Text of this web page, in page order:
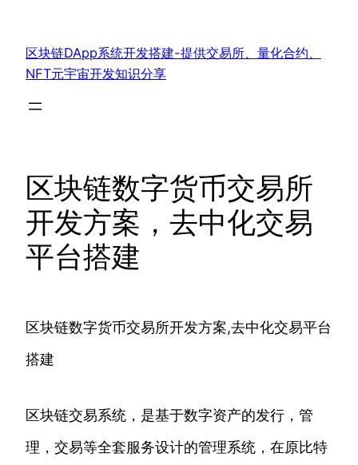
区块链DApp系统开发搭建-提供交易所、量化合约、
NFT元宇宙开发知识分享
区块链数字货币交易所
开发方案，去中化交易
平台搭建
区块链数字货币交易所开发方案,去中化交易平台
搭建
区块链交易系统，是基于数字资产的发行，管
理，交易等全套服务设计的管理系统，在原比特